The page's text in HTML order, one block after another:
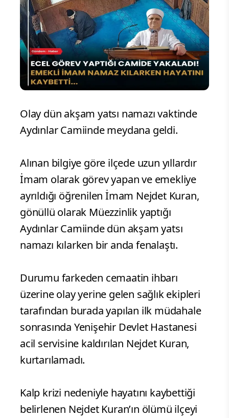
Olay dün akşam yatsı namazı vaktinde
Aydınlar Camiinde meydana geldi.
Alınan bilgiye göre ilçede uzun yıllardır
İmam olarak görev yapan ve emekliye
ayrıldığı öğrenilen İmam Nejdet Kuran,
gönüllü olarak Müezzinlik yaptığı
Aydınlar Camiinde dün akşam yatsı
namazı kılarken bir anda fenalaştı.
Durumu farkeden cemaatin ihbarı
üzerine olay yerine gelen sağlık ekipleri
tarafından burada yapılan ilk müdahale
sonrasında Yenişehir Devlet Hastanesi
acil servisine kaldırılan Nejdet Kuran,
kurtarılamadı.
Kalp krizi nedeniyle hayatını kaybettiği
belirlenen Nejdet Kuran’ın ölümü ilçeyi